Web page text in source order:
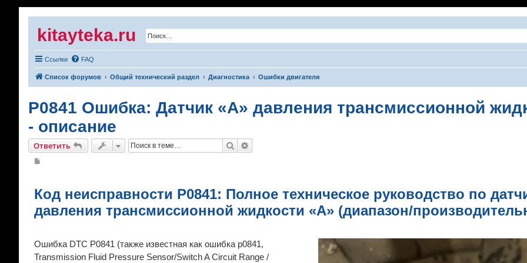
kitayteka.ru
Ссылки FAQ
Список форумов Общий технический раздел Диагностика Ошибки двигателя
P0841 Ошибка: Датчик «А» давления трансмиссионной
- описание
Ответить Поиск
щ
е
и
е
Код неисправности P0841: Полное техническое руководство по
давления трансмиссионной жидкости «А» (диапазон/
Ошибка DTC P0841 (также известная как ошибка p0841,
Transmission Fluid Pressure Sensor/Switch A Circuit Range /